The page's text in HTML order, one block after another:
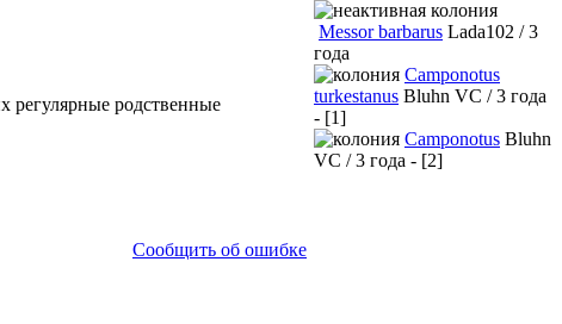
регулярные родственные
Сообщить об ошибке
Messor barbarus Lada102 / 3
года
Camponotus
turkestanus Bluhn VC / 3 года
- [1]
Camponotus Bluhn
VC / 3 года - [2]